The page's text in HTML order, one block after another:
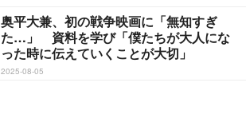
奥平大兼、初の戦争映画に「無知すぎ
た…」 資料を学び「僕たちが大人にな
った時に伝えていくことが大切」
2025-08-05